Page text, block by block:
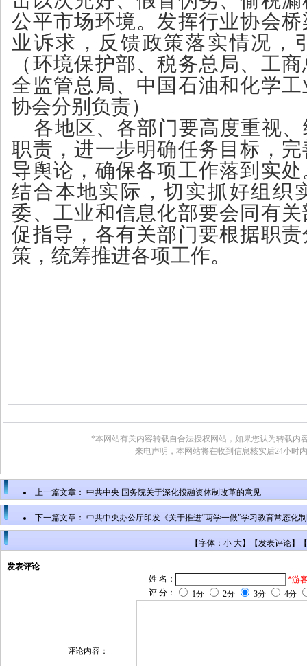
公平市场环境。发挥行业协会
业诉求，反馈政策落实情况，
（环境保护部、税务总局、工
全监管总局、中国石油和化学
协会分别负责）
各地区、各部门要高度重视
职责，进一步明确任务目标，
导舆论，确保各项工作落到实
结合本地实际，切实抓好组织
委、工业和信息化部要会同有
促指导，各有关部门要根据职
策，统筹推进各项工作。
*本网站有关内容转载自合法授权网站，如果您认为转载内
来电声明，本网站将在收到信息核实后24小时
上一篇文章： 中共中央 国务院关于深化投融资体制改革的意见
下一篇文章： 中共中央办公厅印发《关于推进“两学一做”学习教育常态化
【字体：小 大】【发表评论】【
发表评论
姓 名：
*游
评 分：
1分 2分 3分 4分
评论内容：